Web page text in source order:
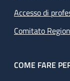
Accesso di
Comitato
COME FARE